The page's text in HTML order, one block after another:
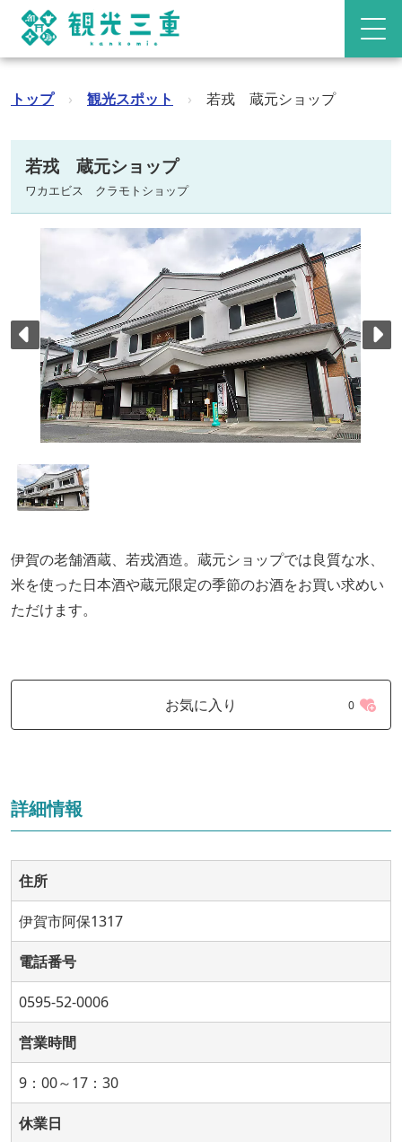
トップ › 観光スポット › 若戎 蔵元ショップ
若戎 蔵元ショップ
ワカエビス クラモトショップ
伊賀の老舗酒蔵、若戎酒造。蔵元ショップでは良質な水、
米を使った日本酒や蔵元限定の季節のお酒をお買い求めい
ただけます。
お気に入り 0
詳細情報
住所
伊賀市阿保1317
電話番号
0595-52-0006
営業時間
9：00～17：30
休業日